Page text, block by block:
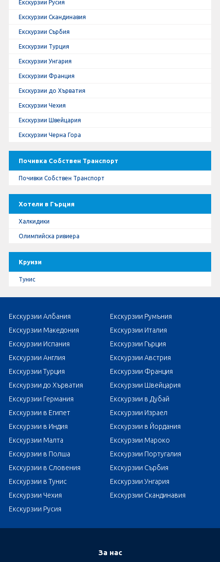
Екскурзии Русия
Екскурзии Скандинавия
Екскурзии Сърбия
Екскурзии Турция
Екскурзии Унгария
Екскурзии Франция
Екскурзии до Хърватия
Екскурзии Чехия
Екскурзии Швейцария
Екскурзии Черна Гора
Почивка Собствен Транспорт
Почивки Собствен Транспорт
Хотели в Гърция
Халкидики
Олимпийска ривиера
Круизи
Тунис
Екскурзии Албания
Екскурзии Румъния
Екскурзии Македония
Екскурзии Италия
Екскурзии Испания
Екскурзии Гърция
Екскурзии Англия
Екскурзии Австрия
Екскурзии Турция
Екскурзии Франция
Екскурзии до Хърватия
Екскурзии Швейцария
Екскурзии Германия
Екскурзии в Дубай
Екскурзии в Египет
Екскурзии Израел
Екскурзии в Индия
Екскурзии в Йордания
Екскурзии Малта
Екскурзии Мароко
Екскурзии в Полша
Екскурзии Португалия
Екскурзии в Словения
Екскурзии Сърбия
Екскурзии в Тунис
Екскурзии Унгария
Екскурзии Чехия
Екскурзии Скандинавия
Екскурзии Русия
За нас